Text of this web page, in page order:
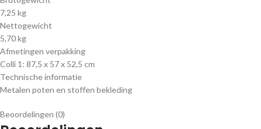
7,25 kg
Nettogewicht
5,70 kg
Afmetingen verpakking
Colli 1: 87,5 x 57 x 52,5 cm
Technische informatie
Metalen poten en stoffen bekleding
Beoordelingen (0)